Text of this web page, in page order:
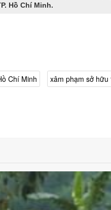
Hồ Chí Minh.
Chí Minh
xâm phạm sở hữu